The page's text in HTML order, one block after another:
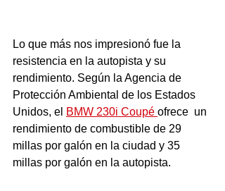
Lo que más nos impresionó fue la
resistencia en la autopista y su
rendimiento. Según la Agencia de
Protección Ambiental de los Estados
Unidos, el BMW 230i Coupé ofrece  un
rendimiento de combustible de 29
millas por galón en la ciudad y 35
millas por galón en la autopista.